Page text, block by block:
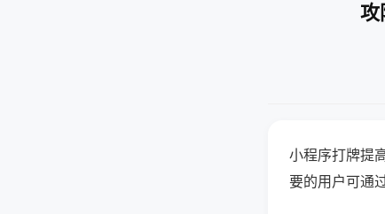
攻
小程序打牌提
要的用户可通